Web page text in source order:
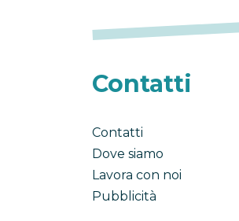
Contatti
Contatti
Dove siamo
Lavora con noi
Pubblicità